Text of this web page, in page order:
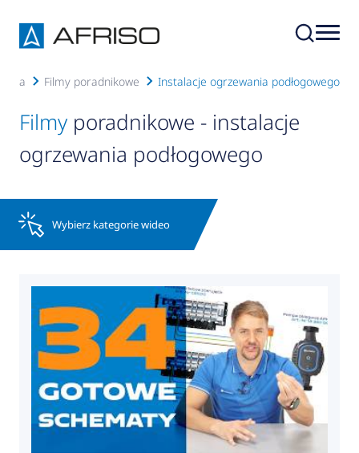
Filmy poradnikowe Instalacje ogrzewania podłogowego
Filmyporadnikowe - instalacje
ogrzewania podłogowego
Wybierz kategorie wideo